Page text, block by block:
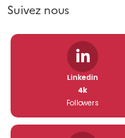
Suivez nous
Linkedin
4k
Followers